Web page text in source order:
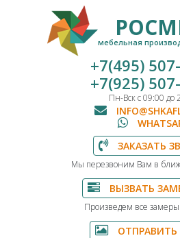
мебельная
+7(495)
+7(925)
Пн-Вск с 09:00 до
ЗАКАЗАТЬ
Мы перезвоним Вам в
ВЫЗВАТЬ
Произведем все замеры
ОТПРАВИТЬ